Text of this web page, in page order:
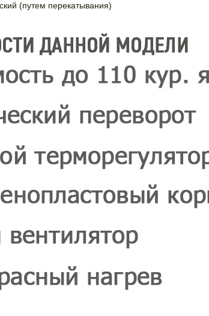
(путем перекатывания)